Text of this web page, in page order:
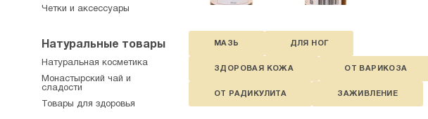
МАЗЬ ДЛЯ НОГ
ЗДОРОВАЯ КОЖА ОТ ВАРИКОЗА
ОТ РАДИКУЛИТА ЗАЖИВЛЕНИЕ
Четки и аксессуары
Натуральные товары
Натуральная косметика
Монастырский чай и
сладости
Товары для здоровья